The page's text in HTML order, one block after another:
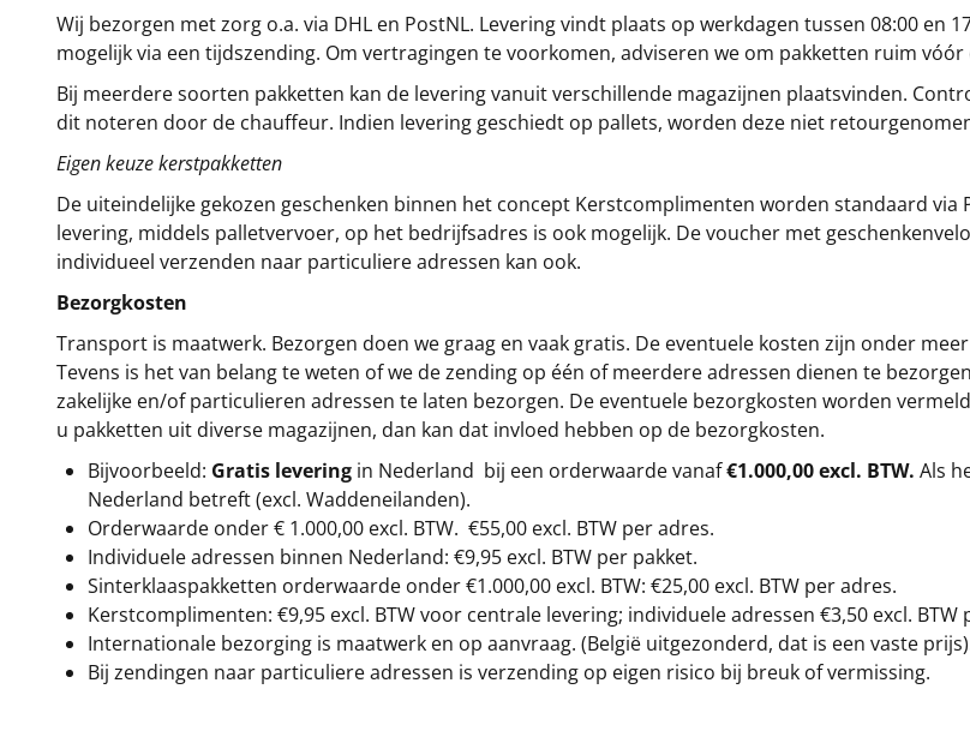
Wij bezorgen met zorg o.a. via DHL en PostNL. Levering vindt plaats op werkdagen tussen 08:00 en
mogelijk via een tijdszending. Om vertragingen te voorkomen, adviseren we om pakketten ruim
Bij meerdere soorten pakketten kan de levering vanuit verschillende magazijnen plaatsvinden.
dit noteren door de chauffeur. Indien levering geschiedt op pallets, worden deze niet
Eigen keuze kerstpakketten
De uiteindelijke gekozen geschenken binnen het concept Kerstcomplimenten worden standaard via
levering, middels palletvervoer, op het bedrijfsadres is ook mogelijk. De voucher met
individueel verzenden naar particuliere adressen kan ook.
Bezorgkosten
Transport is maatwerk. Bezorgen doen we graag en vaak gratis. De eventuele kosten zijn onder
Tevens is het van belang te weten of we de zending op één of meerdere adressen dienen te
zakelijke en/of particulieren adressen te laten bezorgen. De eventuele bezorgkosten worden
u pakketten uit diverse magazijnen, dan kan dat invloed hebben op de bezorgkosten.
Bijvoorbeeld: Gratis levering in Nederland bij een orderwaarde vanaf€1.000,00 excl. BTW. Als
Nederland betreft (excl. Waddeneilanden).
Orderwaarde onder € 1.000,00 excl. BTW. €55,00 excl. BTW per adres.
Individuele adressen binnen Nederland: €9,95 excl. BTW per pakket.
Sinterklaaspakketten orderwaarde onder €1.000,00 excl. BTW: €25,00 excl. BTW per adres.
Kerstcomplimenten: €9,95 excl. BTW voor centrale levering; individuele adressen €3,50 excl. BTW
Internationale bezorging is maatwerk en op aanvraag. (België uitgezonderd, dat is een vaste
Bij zendingen naar particuliere adressen is verzending op eigen risico bij breuk of vermissing.